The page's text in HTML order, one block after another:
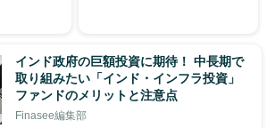
インド政府の巨額投資に期待！ 中長期で
取り組みたい「インド・インフラ投資」
ファンドのメリットと注意点
Finasee編集部